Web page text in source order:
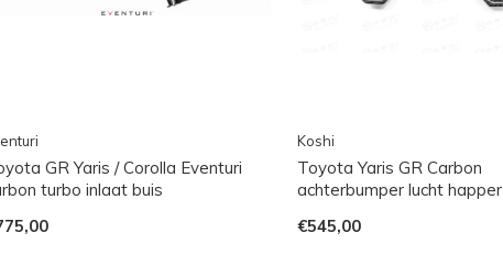
GR Yaris / Corolla Eventuri
turbo inlaat buis
Koshi
Toyota Yaris GR Carbon
achterbumper lucht happer
€545,00